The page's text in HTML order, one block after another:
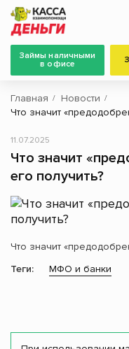
Займы наличными
в офисе
Главная
Новости
Что значит
Что значит
его получить?
11.07.2025
Что значит
Теги:
МФО и банки